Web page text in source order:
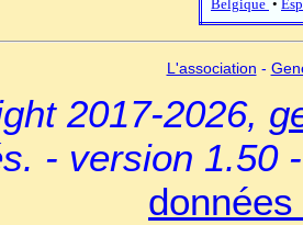
Belgique •
L'association -
2017-2026,
- version 1.50